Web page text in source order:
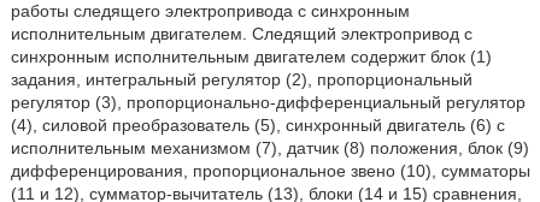
работы следящего электропривода с синхронным
исполнительным двигателем. Следящий электропривод с
синхронным исполнительным двигателем содержит блок (1)
задания, интегральный регулятор (2), пропорциональный
регулятор (3), пропорционально-дифференциальный регулятор
(4), силовой преобразователь (5), синхронный двигатель (6) с
исполнительным механизмом (7), датчик (8) положения, блок (9)
дифференцирования, пропорциональное звено (10), сумматоры
(11 и 12), сумматор-вычитатель (13), блоки (14 и 15) сравнения,